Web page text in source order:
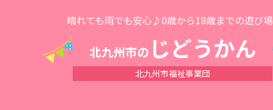
晴れても雨でも安心♪0歳から18歳までの遊び場
北九州市の じどうかん
北九州市福祉事業団